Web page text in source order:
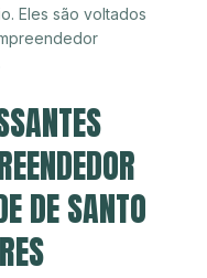
Eles são voltados
DE SANTO